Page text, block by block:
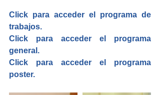
Click para acceder el programa de
trabajos.
Click para acceder el programa
general.
Click para acceder el programa
poster.